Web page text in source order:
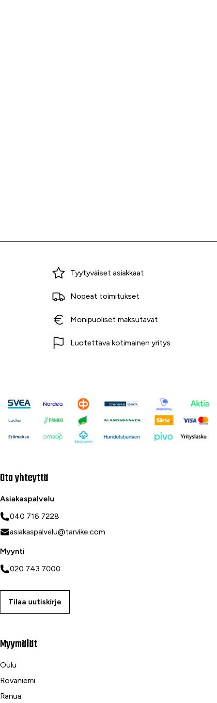
Miksi ostaa Tarvikekeskuksesta?
Tyytyväiset asiakkaat
Nopeat toimitukset
Monipuoliset maksutavat
Luotettava kotimainen yritys
Ota yhteyttä
Asiakaspalvelu
040 716 7228
asiakaspalvelu@tarvike.com
Myynti
020 743 7000
Tilaa uutiskirje
Myymälät
Oulu
Rovaniemi
Ranua